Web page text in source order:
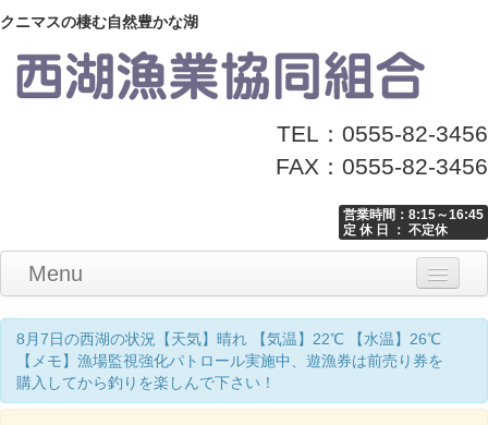
クニマスの棲む自然豊かな湖
TEL：0555-82-3456
FAX：0555-82-3456
営業時間：8:15～16:45
定 休 日 ： 不定休
Menu
Home
釣り情報
マナーとお願い
クニマス展示館
漁協からのお知らせ
お問い合わせ
8月7日の西湖の状況【天気】晴れ 【気温】22℃ 【水温】26℃
【メモ】漁場監視強化パトロール実施中、遊漁券は前売り券を
購入してから釣りを楽しんで下さい！